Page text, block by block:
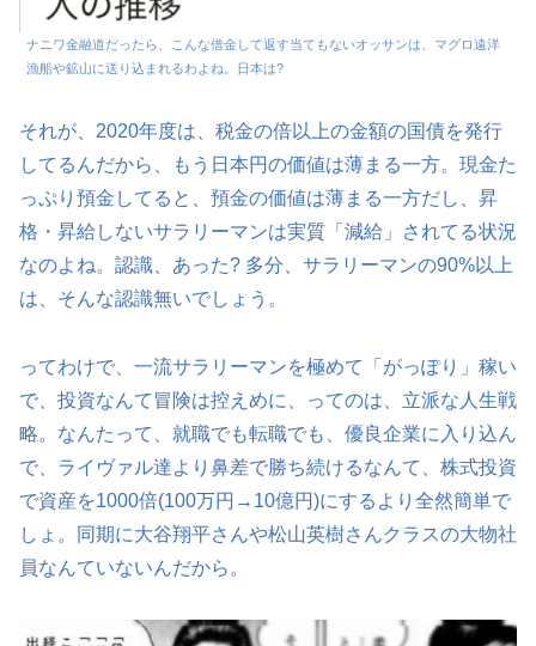
ナニワ金融道だったら、こんな借金して返す当てもないオッサンは、マグロ遠洋
漁船や鉱山に送り込まれるわよね。日本は?
それが、2020年度は、税金の倍以上の金額の国債を発行
してるんだから、もう日本円の価値は薄まる一方。現金た
っぷり預金してると、預金の価値は薄まる一方だし、昇
格・昇給しないサラリーマンは実質「減給」されてる状況
なのよね。認識、あった? 多分、サラリーマンの90%以上
は、そんな認識無いでしょう。
ってわけで、一流サラリーマンを極めて「がっぽり」稼い
で、投資なんて冒険は控えめに、ってのは、立派な人生戦
略。なんたって、就職でも転職でも、優良企業に入り込ん
で、ライヴァル達より鼻差で勝ち続けるなんて、株式投資
で資産を1000倍(100万円→10億円)にするより全然簡単で
しょ。同期に大谷翔平さんや松山英樹さんクラスの大物社
員なんていないんだから。